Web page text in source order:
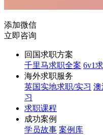
添加微信
立即咨询
回国求职方案
千里马求职全案 6v1
海外求职服务
英国实地求职/实习 澳
习
求职课程
成功案例
学员故事 案例库